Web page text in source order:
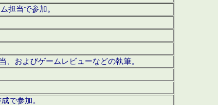
担当で参加。
、およびゲームレビューなどの執筆。
で参加。